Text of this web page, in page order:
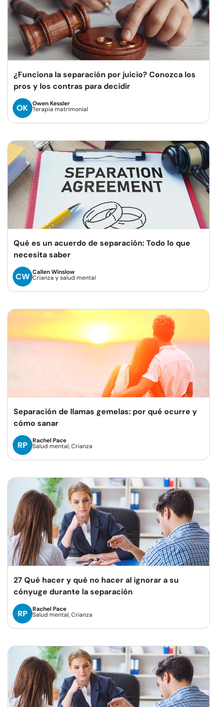
¿Funciona la separación por juicio? Conozca los
pros y los contras para decidir
Owen Kessler
Terapia matrimonial
Qué es un acuerdo de separación: Todo lo que
necesita saber
Callen Winslow
Crianza y salud mental
Separación de llamas gemelas: por qué ocurre y
cómo sanar
Rachel Pace
Salud mental, Crianza
27 Qué hacer y qué no hacer al ignorar a su
cónyuge durante la separación
Rachel Pace
Salud mental, Crianza